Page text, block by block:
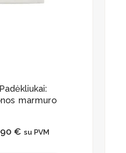
Padėkliukai:
marmuro
€ su PVM